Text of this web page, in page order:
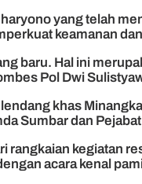
yang telah
keamanan
baru. Hal ini
Pol Dwi
khas
Sumbar dan
kegiatan
acara kenal